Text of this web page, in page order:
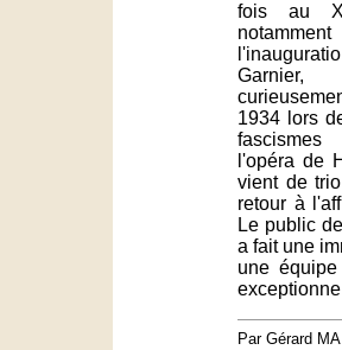
fois au
1934 lors
l'opéra de
vient de
retour à
Le public
a fait une
une
Par Gérard